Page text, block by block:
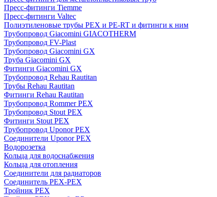
Пресс-фитинги Tiemme
Пресс-фитинги Valtec
Полиэтиленовые трубы PEX и PE-RT и фитинги к ним
Трубопровод Giacomini GIACOTHERM
Трубопровод FV-Plast
Трубопровод Giacomini GX
Труба Giacomini GX
Фитинги Giacomini GX
Трубопровод Rehau Rautitan
Трубы Rehau Rautitan
Фитинги Rehau Rautitan
Трубопровод Rommer PEX
Трубопровод Stout PEX
Фитинги Stout PEX
Трубопровод Uponor PEX
Соединители Uponor PEX
Водорозетка
Кольца для водоснабжения
Кольца для отопления
Соединители для радиаторов
Соединитель PEX-PEX
Тройник PEX